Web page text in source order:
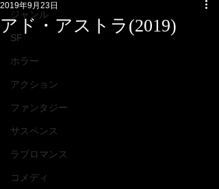
ジャンル
SF
ホラー
アクション
ファンタジー
サスペンス
ラブロマンス
コメディ
アド・アストラ(2019)
2019年9月23日